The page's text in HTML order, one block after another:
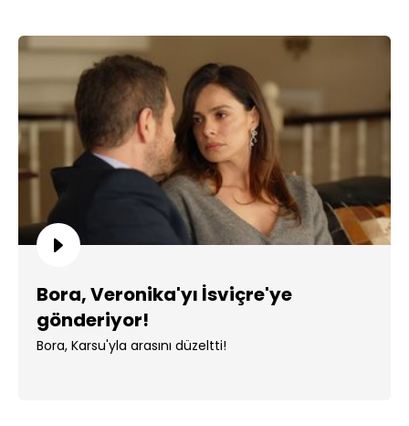
Bora, Veronika'yı İsviçre'ye
gönderiyor!
Bora, Karsu'yla arasını düzeltti!